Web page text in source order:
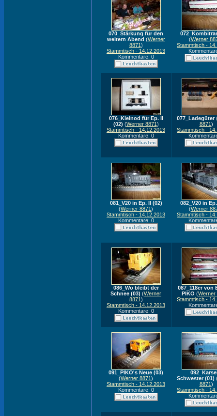
070_Stärkung für den
weitern Abend (Werner
8871)
Stammtisch - 14.12.2013
Kommentare: 0
(Werner
Stammtisch -
076_Kleinod für Ep. II
(02) (Werner 8871)
Stammtisch - 14.12.2013
Kommentare: 0
077_Ladegüter
8871)
Stammtisch -
081_V20 in Ep. II (02)
(Werner 8871)
Stammtisch - 14.12.2013
Kommentare: 0
082_V20 in
(Werner
Stammtisch -
086_Wo bleibt der
Schnee (03) (Werner
8871)
Stammtisch - 14.12.2013
Kommentare: 0
087_118er von
PIKO (Werner
Stammtisch -
091_PIKO's Neue (03)
(Werner 8871)
Stammtisch - 14.12.2013
Kommentare: 0
Schwester (01)
8871)
Stammtisch -